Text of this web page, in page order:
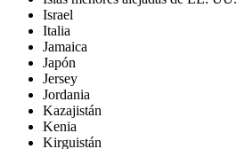
Israel
Italia
Jamaica
Japón
Jersey
Jordania
Kazajistán
Kenia
Kirguistán